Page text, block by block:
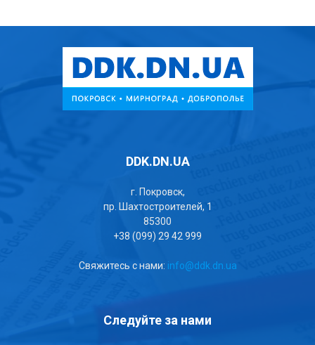
DDK.DN.UA
г. Покровск,
пр. Шахтостроителей, 1
85300
+38 (099) 29 42 999
Свяжитесь с нами: info@ddk.dn.ua
Следуйте за нами